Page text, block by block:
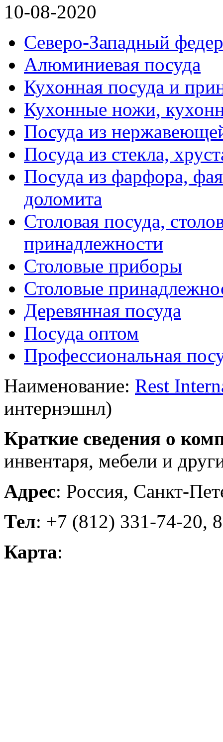
10-08-2020
Северо-Западный
Алюминиевая посуда
Кухонная посуда и
Кухонные ножи,
Посуда из
Посуда из стекла,
Посуда из фарфора,
доломита
Столовая посуда,
принадлежности
Столовые приборы
Столовые
Деревянная посуда
Посуда оптом
Профессиональная
Наименование: Rest
интернэшнл)
Краткие сведения о
инвентаря, мебели и
Адрес: Россия, Санкт-
Тел: +7 (812) 331-74-20,
Карта: